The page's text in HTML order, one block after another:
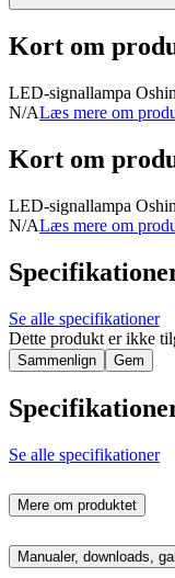
Kort om
LED-signallampa
N/ALæs mere om
Kort om
LED-signallampa
N/ALæs mere om
Se alle specifikationer
Dette produkt er ikke
Sammenlign Gem
Se alle specifikationer
Mere om produktet
Manualer, downloads,